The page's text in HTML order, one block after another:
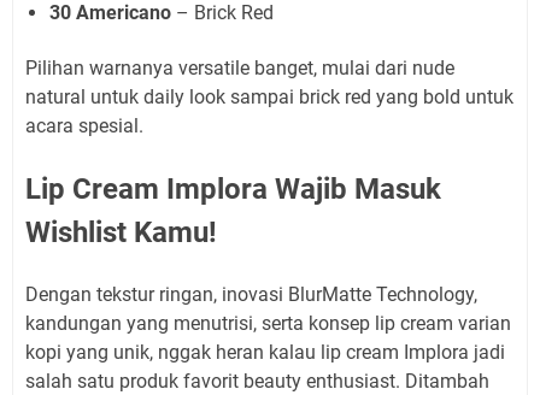
30 Americano – Brick Red
Pilihan warnanya versatile banget, mulai dari nude
natural untuk daily look sampai brick red yang bold untuk
acara spesial.
Lip Cream Implora Wajib Masuk
Wishlist Kamu!
Dengan tekstur ringan, inovasi BlurMatte Technology,
kandungan yang menutrisi, serta konsep lip cream varian
kopi yang unik, nggak heran kalau lip cream Implora jadi
salah satu produk favorit beauty enthusiast. Ditambah